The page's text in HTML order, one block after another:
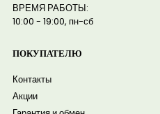
ВРЕМЯ РАБОТЫ:
10:00 - 19:00, пн-сб
ПОКУПАТЕЛЮ
Контакты
Акции